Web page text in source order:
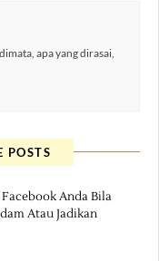
apa yang dirasai,
POSTS
Anda Bila
Atau Jadikan